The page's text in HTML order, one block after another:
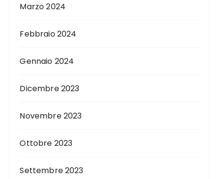
Marzo 2024
Febbraio 2024
Gennaio 2024
Dicembre 2023
Novembre 2023
Ottobre 2023
Settembre 2023